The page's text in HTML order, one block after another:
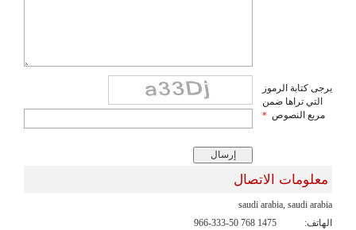
يرجى كتابة الرموز
التي تراها ضمن
مربع النصوص *
معلومات الاتصال
saudi arabia, saudi arabia
الهاتف:
966-333-50 768 1475